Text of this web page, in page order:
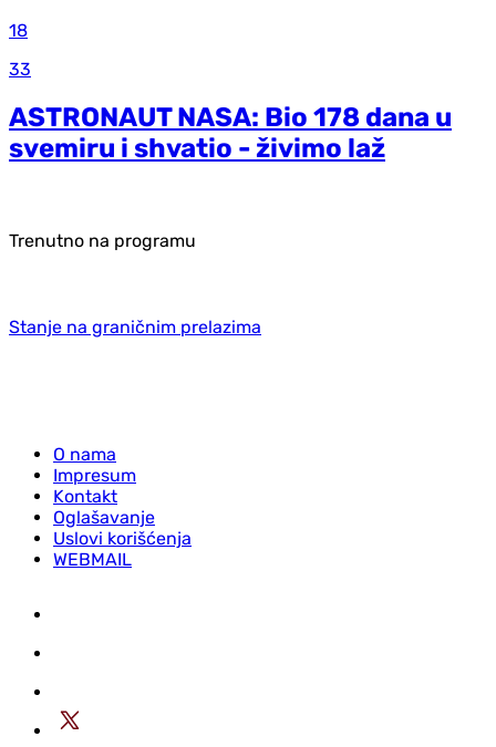
18
33
ASTRONAUT NASA: Bio 178 dana u
svemiru i shvatio - živimo laž
Trenutno na programu
Stanje na graničnim prelazima
O nama
Impresum
Kontakt
Oglašavanje
Uslovi korišćenja
WEBMAIL